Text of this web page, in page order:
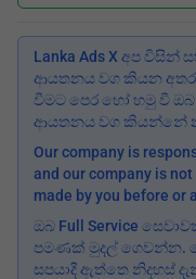
Lanka Ads X අප විසින්
ආයතනය වග කියන අතර
වීමට පෙර හෝ හමු වී
ආයතනය වග කියන්නේ
Our company is
and our company is
made by you before or
ඔබ Full Service
පමණක් මුදල් ගෙවන්න.
සපයාදී ඇත්තෙ නිදහස්